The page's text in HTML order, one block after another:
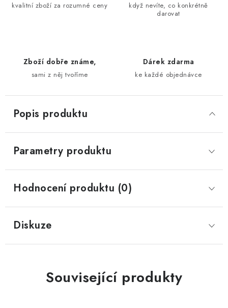
kvalitní zboží za rozumné ceny
když nevíte, co konkrétně
darovat
Zboží dobře známe,
sami z něj tvoříme
Dárek zdarma
ke každé objednávce
Popis produktu
Parametry produktu
Hodnocení produktu (0)
Diskuze
Související produkty